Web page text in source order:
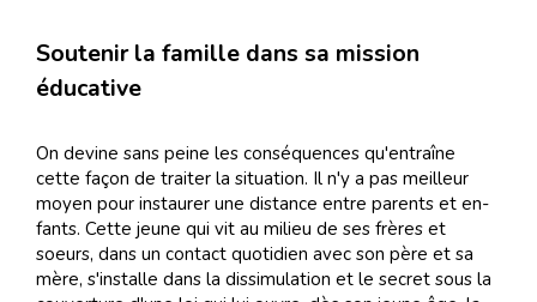
Soutenir la famille dans sa mission
éducative
On de­vine sans peine les con­sé­quen­ces qu'en­traîne
cette fa­çon de trai­ter la si­tua­tion. Il n'y a pas meilleur
moyen pour ins­tau­rer une dis­tance en­tre pa­rents et en­
fants. Cette jeune qui vit au mi­lieu de ses frè­res et
soeurs, dans un con­tact quo­ti­dien avec son père et sa
mère, s'ins­talle dans la dis­si­mu­la­tion et le se­cret sous la